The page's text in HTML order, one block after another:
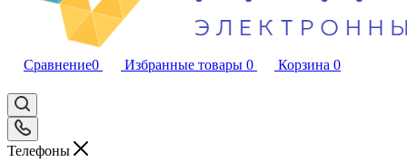
Сравнение0 Избранные товары 0 Корзина 0
Телефоны